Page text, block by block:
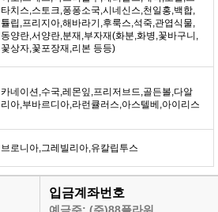
타치스,스토크,퐁퐁소국,시네신스,천일홍,백합,
튤립,프리지아,해바라기,후룩스,석죽,관엽식물,
동양란,서양란,분재,부자재(화분,화병,꽃바구니,
꽃상자,꽃포장재,리본 등등)
카네이션,수국,레몬잎,프리저브드,골든볼,다알
리아,부바르디아,라런큘러스,아스텔베,아이리스
브로니아,그레빌리아,유칼립투스
입금계좌번호
예금주: (주)88플라워